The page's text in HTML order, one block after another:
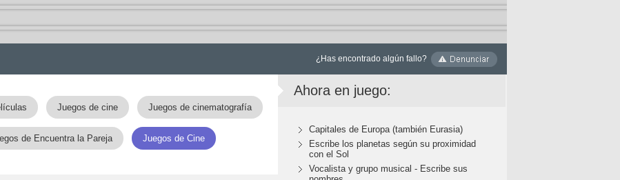
¿Has encontrado algún fallo?
Juegos de cine Juegos de cinematografía
de Encuentra la Pareja Juegos de Cine
Ahora en juego:
Capitales de Europa (también Eurasia)
Escribe los planetas según su proximidad
con el Sol
Vocalista y grupo musical - Escribe sus